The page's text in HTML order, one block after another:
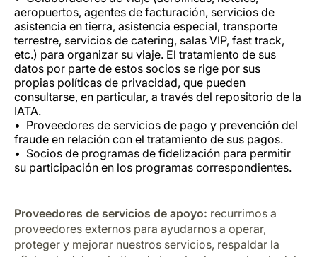
aeropuertos, agentes de facturación, servicios de
asistencia en tierra, asistencia especial, transporte
terrestre, servicios de catering, salas VIP, fast track,
etc.) para organizar su viaje. El tratamiento de sus
datos por parte de estos socios se rige por sus
propias políticas de privacidad, que pueden
consultarse, en particular, a través del repositorio de la
IATA.
Proveedores de servicios de pago y prevención del
fraude en relación con el tratamiento de sus pagos.
Socios de programas de fidelización para permitir
su participación en los programas correspondientes.
Proveedores de servicios de apoyo: recurrimos a
proveedores externos para ayudarnos a operar,
proteger y mejorar nuestros servicios, respaldar la